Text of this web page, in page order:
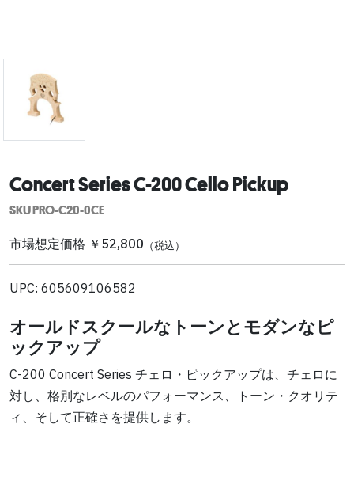
Concert Series C-200 Cello Pickup
SKU PRO-C20-0CE
市場想定価格 ￥52,800 （税込）
UPC: 605609106582
オールドスクールなトーンとモダンなピ
ックアップ
C-200 Concert Series チェロ・ピックアップは、チェロに
対し、格別なレベルのパフォーマンス、トーン・クオリテ
ィ、そして正確さを提供します。